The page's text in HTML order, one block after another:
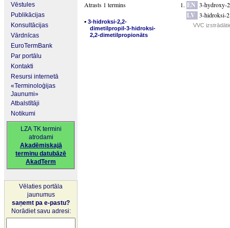
Vēstules
Publikācijas
Konsultācijas
Vārdnīcas
EuroTermBank
Par portālu
Kontakti
Resursi internetā
«Terminoloģijas
Jaunumi»
Atbalstītāji
Notikumi
LZA TK termini
atrodami
Akadēmiskajā
terminu datubāzē
AkadTerm
Vēlaties portāla
jaunumus
saņemt pa e-pastu?
Norādiet savu adresi:
Atrasts 1 termins
▪ 3-hidroksi-2,2-
dimetilpropil-3-hidroksi-
2,2-dimetilpropionāts
EN 3-hydroxy-
LV 3-hidroksi-
VVC